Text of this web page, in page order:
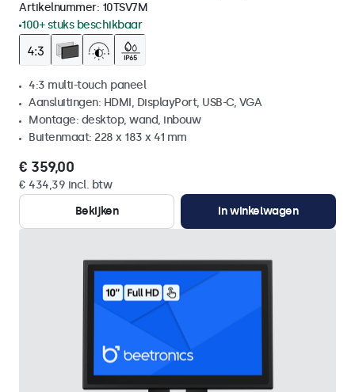
Artikelnummer: 10TSV7M
100+ stuks beschikbaar
4:3 multi-touch paneel
Aansluitingen: HDMI, DisplayPort, USB-C, VGA
Montage: desktop, wand, inbouw
Buitenmaat: 228 x 183 x 41 mm
€ 359,00
€ 434,39 incl. btw
Bekijken
In winkelwagen